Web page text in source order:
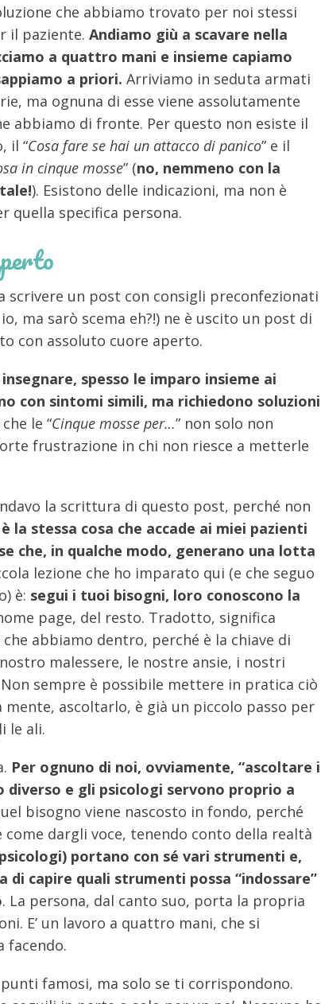
che abbiamo trovato per noi stessi
il paziente. Andiamo giù a scavare nella
a quattro mani e insieme capiamo
a priori. Arriviamo in seduta armati
ma ognuna di esse viene assolutamente
abbiamo di fronte. Per questo non esiste il
il “Cosa fare se hai un attacco di panico” e il
in cinque mosse” (no, nemmeno con la
). Esistono delle indicazioni, ma non è
quella specifica persona.
scrivere un post con consigli preconfezionati
ma sarò scema eh?!) ne è uscito un post di
con assoluto cuore aperto.
spesso le imparo insieme ai
con sintomi simili, ma richiedono soluzioni
le “Cinque mosse per…” non solo non
frustrazione in chi non riesce a metterle
la scrittura di questo post, perché non
è la stessa cosa che accade ai miei pazienti
che, in qualche modo, generano una lotta
lezione che ho imparato qui (e che seguo
è: segui i tuoi bisogni, loro conoscono la
page, del resto. Tradotto, significa
abbiamo dentro, perché è la chiave di
malessere, le nostre ansie, i nostri
sempre è possibile mettere in pratica ciò
mente, ascoltarlo, è già un piccolo passo per
le ali.
Per ognuno di noi, ovviamente, “ascoltare i
diverso e gli psicologi servono proprio a
bisogno viene nascosto in fondo, perché
come dargli voce, tenendo conto della realtà
portano con sé vari strumenti e,
di capire quali strumenti possa “indossare”
. La persona, dal canto suo, porta la propria
E’ un lavoro a quattro mani, che si
facendo.
famosi, ma solo se ti corrispondono.